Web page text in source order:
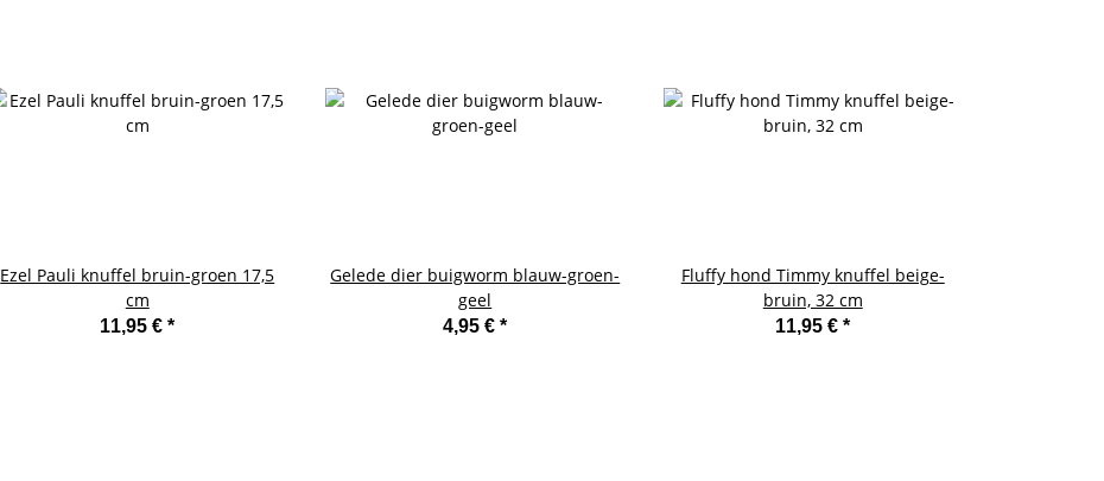
Ezel Pauli knuffel bruin-groen 17,5
cm
11,95 €*
Gelede dier buigworm blauw-groen-
geel
4,95 €*
Fluffy hond Timmy knuffel beige-
bruin, 32 cm
11,95 €*